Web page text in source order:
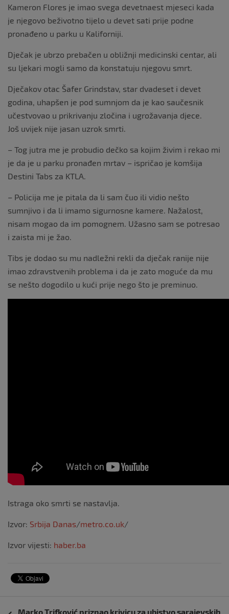
Kameron Flores je imao svega devetnaest mjeseci kada
je njegovo beživotno tijelo u devet sati prije podne
pronađeno u parku u Kaliforniji.
Dječak je ubrzo prebačen u obližnji medicinski centar, ali
su ljekari mogli samo da konstatuju njegovu smrt.
Dječakov otac Šafer Grindstav, star dvadeset i devet
godina, uhapšen je pod sumnjom da je kao saučesnik
učestvovao u prikrivanju zločina i ugrožavanja djece.
Još uvijek nije jasan uzrok smrti.
– Tog jutra me je probudio dečko sa kojim živim i rekao mi
je da je u parku pronađen mrtav – ispričao je komšija
Destini Tabs za KTLA.
– Policija me je pitala da li sam čuo ili vidio nešto
sumnjivo i da li imamo sigurnosne kamere. Nažalost,
nisam mogao da im pomognem. Užasno sam se potresao
i zaista mi je žao.
Tibs je dodao su mu nadležni rekli da dječak ranije nije
imao zdravstvenih problema i da je zato moguće da mu
se nešto dogodilo u kući prije nego što je preminuo.
Istraga oko smrti se nastavlja.
Izvor: Srbija Danas/metro.co.uk/
Izvor vijesti: haber.ba
Marko Trifković priznao krivicu za ubistvo sarajevskih